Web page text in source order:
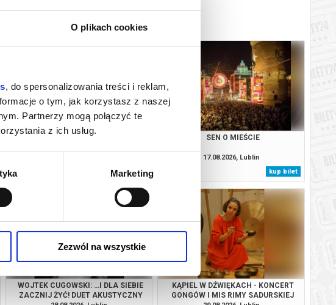
O plikach cookies
, do spersonalizowania treści i reklam,
o tym, jak korzystasz z naszej
Partnerzy mogą połączyć te
z ich usług.
Marketing
Zezwól na wszystkie
SEN O MIEŚCIE
kup bilet
SEN O MIEŚCIE
17.08.2026, Lublin
kup bilet
WOJTEK CUGOWSKI: …I DLA SIEBIE
ZACZNIJ ŻYĆ! DUET AKUSTYCZNY
KĄPIEL W DŹWIĘKACH - KONCERT
GONGÓW I MIS RIMY SADURSKIEJ